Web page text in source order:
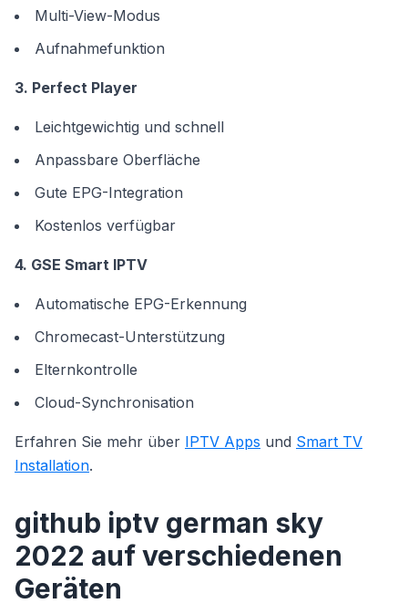
Multi-View-Modus
Aufnahmefunktion
3. Perfect Player
Leichtgewichtig und schnell
Anpassbare Oberfläche
Gute EPG-Integration
Kostenlos verfügbar
4. GSE Smart IPTV
Automatische EPG-Erkennung
Chromecast-Unterstützung
Elternkontrolle
Cloud-Synchronisation
Erfahren Sie mehr über IPTV Apps und Smart TV
Installation.
github iptv german sky
2022 auf verschiedenen
Geräten